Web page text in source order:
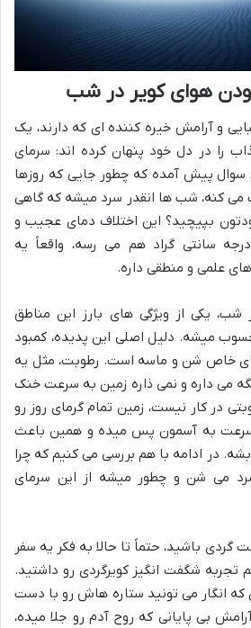
هوای کویر در شب
و آرامش خیره کننده ای که دارند، یک
را در دل خود پنهان کرده اند: سرمای
سوال پیش آمده که چطور جایی که روزها
می کنه، شب ها انقدر سرد میشه که گاهی
بپیچید؟ این اختلاف دمای عجیب و
که گاهی تا ۶۰ درجه سانتی گراد هم می رسه، واقعاً یه
علمی و منطقی داره.
یکی از ویژگی های بارز این مناطق
میشه. دلیل اصلی این پدیده، کمبود
خاص شن و ماسه است. رطوبت، مثل یه
می داره و نمی ذاره زمین به سرعت خنک
در کار نیست، زمین تمام گرمای روز رو
سرعت به آسمون پس میده و همین باعث
در ادامه با هم بررسی می کنیم که چرا
می شن و چطور میشه از این سرمای
باشید، حتماً تا حالا به فکر یه سفر
تجربه شگفت انگیز کویرگردی رو داشتید.
که انگار می تونید ستاره هاش رو با دست
بی پایانی که روح آدم رو جلا میده،